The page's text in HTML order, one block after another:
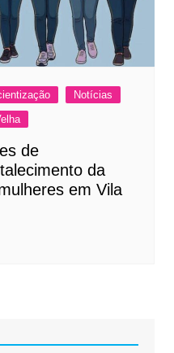
Notícias
de
da
em Vila